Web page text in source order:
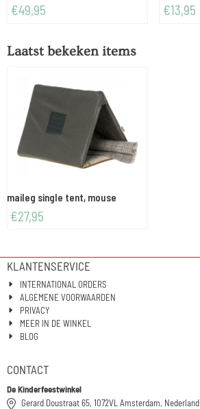
Prijs: 49,95
€49,95 Prijs: 13,95
€13,95
Laatst bekeken items
maileg single tent, mouse
€27,95
KLANTENSERVICE
INTERNATIONAL ORDERS
ALGEMENE VOORWAARDEN
PRIVACY
MEER IN DE WINKEL
BLOG
CONTACT
De Kinderfeestwinkel
Gerard Doustraat 65, 1072VL Amsterdam, Nederland